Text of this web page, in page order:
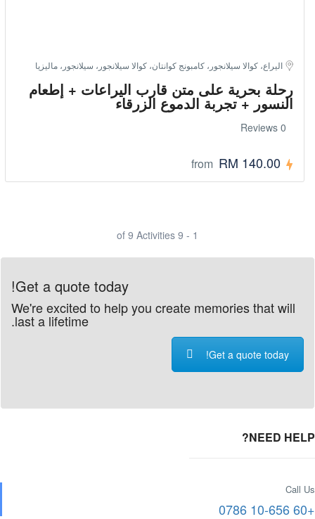
اليراع، كوالا سيلانجور، كامبونج كوانتان، كوالا سيلانجور، سيلانجور، ماليزيا
رحلة بحرية على متن قارب اليراعات + إطعام
النسور + تجربة الدموع الزرقاء
0 Reviews
from RM 140.00
1 - 9 of 9 Activities
Get a quote today!
We're excited to help you create memories that will
last a lifetime.
Get a quote today!
NEED HELP?
Call Us
+60 10-656 0786